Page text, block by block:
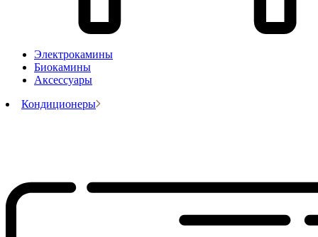
Электрокамины
Биокамины
Аксессуары
Кондиционеры